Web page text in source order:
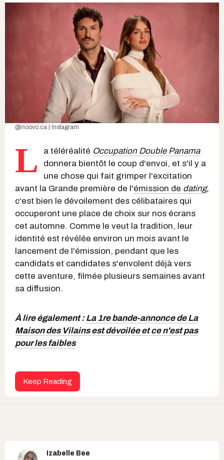
@noovo.ca | Instagram
L a téléréalité Occupation Double Panama
donnera bientôt le coup d'envoi, et s'il y a
une chose qui fait grimper l'excitation
avant la Grande première de l'émission de dating,
c'est bien le dévoilement des célibataires qui
occuperont une place de choix sur nos écrans
cet automne. Comme le veut la tradition, leur
identité est révélée environ un mois avant le
lancement de l'émission, pendant que les
candidats et candidates s'envolent déjà vers
cette aventure, filmée plusieurs semaines avant
sa diffusion.
À lire également :La 1re bande-annonce de La
Maison des Vilains est dévoilée et ce n'est pas
pour les faibles
Keep Reading
Izabelle Bee